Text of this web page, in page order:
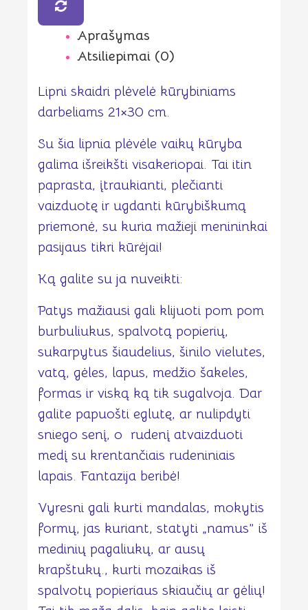
Aprašymas
Atsiliepimai (0)
Lipni skaidri plėvelė kūrybiniams
darbeliams 21×30 cm.
Su šia lipnia plėvėle vaikų kūryba
galima išreikšti visakeriopai. Tai itin
paprasta, įtraukianti, plečianti
vaizduotę ir ugdanti kūrybiškumą
priemonė, su kuria mažieji menininkai
pasijaus tikri kūrėjai!
Ką galite su ja nuveikti:
Patys mažiausi gali klijuoti pom pom
burbuliukus, spalvotą popierių,
sukarpytus šiaudelius, šinilo vielutes,
vatą, gėles, lapus, medžio šakeles,
formas ir viską ką tik sugalvoja. Dar
galite papuošti eglutę, ar nulipdyti
sniego senį, o rudenį atvaizduoti
medį su krentančiais rudeniniais
lapais. Fantazija beribė!
Vyresni gali kurti mandalas, mokytis
formų, jas kuriant, statyti „namus” iš
medinių pagaliukų, ar ausų
krapštukų., kurti mozaikas iš
spalvotų popieriaus skiaučių ar gėlių!